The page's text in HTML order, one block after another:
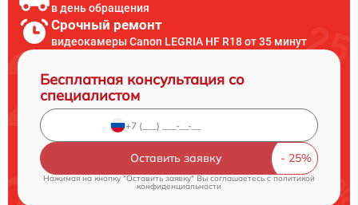
в день обращения
Срочный ремонт
видеокамеры Canon LEGRIA HF R18 от 35 минут
Бесплатная консультация со
специалистом
Оставить заявку
Нажимая на кнопку "Оставить заявку" Вы соглашаетесь cполитикой
конфиденциальности